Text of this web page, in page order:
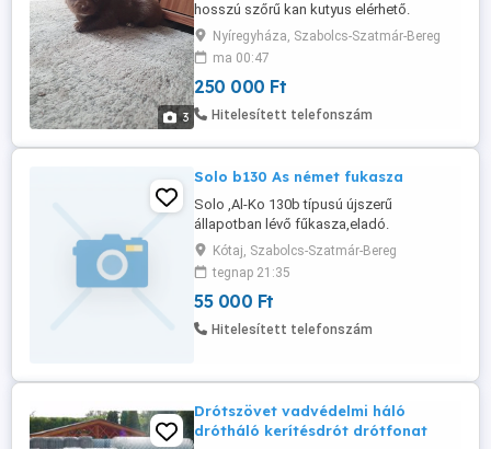
3
hosszú szőrű kan kutyus elérhető.
11.hetesen kornak megfelelő oltásokkal
féregtelenítve ,oltási könyvvel, törzskönyv,
chippelve számlával, szerződéssel.
További információ telefonon
06706010386
Nyíregyháza, Szabolcs-Szatmár-Bereg
ma 00:47
250 000 Ft
Hitelesített telefonszám
Solo b130 As német fukasza
Solo ,Al-Ko 130b típusú újszerű
állapotban lévő fűkasza,eladó.
Kótaj, Szabolcs-Szatmár-Bereg
tegnap 21:35
55 000 Ft
Hitelesített telefonszám
Drótszövet vadvédelmi háló
drótháló kerítésdrót drótfonat